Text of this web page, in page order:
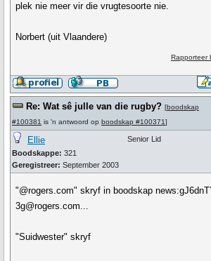
plek nie meer vir die vrugtesoorte nie.
Norbert (uit Vlaandere)
Rapporteer
Re: Wat sê julle van die rugby? [boodskap
#100381 is 'n antwoord op boodskap #100371]
Ellie
Boodskappe: 321
Geregistreer: September 2003
Senior Lid
"@rogers.com" skryf in boodskap
3g@rogers.com...
"Suidwester" skryf